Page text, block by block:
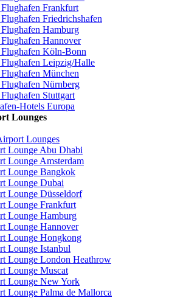
Frankfurt
Friedrichshafen
Hamburg
Hannover
Köln-Bonn
Leipzig/Halle
München
Nürnberg
Stuttgart
Hotels Europa
Lounges
Lounges
Lounge Abu Dhabi
Lounge Amsterdam
Lounge Bangkok
Lounge Dubai
Lounge Düsseldorf
Lounge Frankfurt
Lounge Hamburg
Lounge Hannover
Lounge Hongkong
Lounge Istanbul
Lounge London Heathrow
Lounge Muscat
Lounge New York
Lounge Palma de Mallorca